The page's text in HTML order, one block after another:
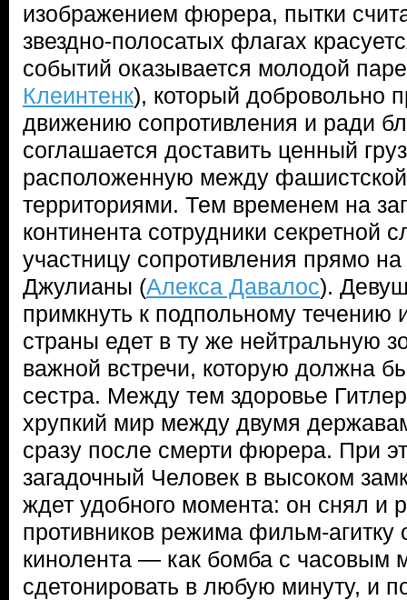
изображением фюрера, пытки
звездно-полосатых флагах
событий оказывается молодой
Клеинтенк), который добровольно
движению сопротивления и ради
соглашается доставить ценный
расположенную между
территориями. Тем временем на
континента сотрудники
участницу сопротивления прямо
Джулианы (Алекса Давалос).
примкнуть к подпольному течению
страны едет в ту же нейтральную
важной встречи, которую должна
сестра. Между тем здоровье
хрупкий мир между двумя
сразу после смерти фюрера. При
загадочный Человек в высоком
ждет удобного момента: он снял и
противников режима фильм-агитку
кинолента — как бомба с часовым
сдетонировать в любую минуту, и